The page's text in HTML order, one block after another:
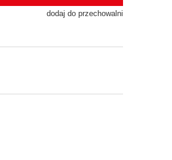
dodaj do przechowalni